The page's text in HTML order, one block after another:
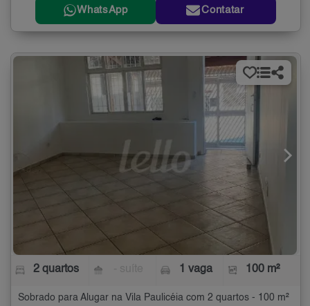
WhatsApp Contatar
2 quartos 1 vaga 100 m²
Sobrado para Alugar na Vila Paulicéia com 2 quartos - 100 m²